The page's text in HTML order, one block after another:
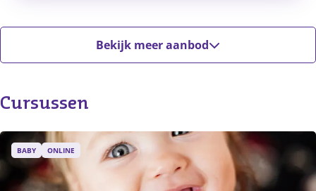
Bekijk meer aanbod
Cursussen
BABY ONLINE